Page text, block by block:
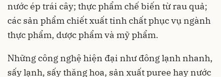
nước ép trái cây; thực phẩm chế biến từ rau quả;
các sản phẩm chiết xuất tinh chất phục vụ ngành
thực phẩm, dược phẩm và mỹ phẩm.
Những công nghệ hiện đại như đông lạnh nhanh,
sấy lạnh, sấy thăng hoa, sản xuất puree hay nước